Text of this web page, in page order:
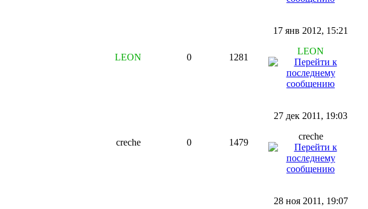
LEON 0 1281
17 янв 2012, 15:21
LEON
creche 0 1479
27 дек 2011, 19:03
creche
28 ноя 2011, 19:07